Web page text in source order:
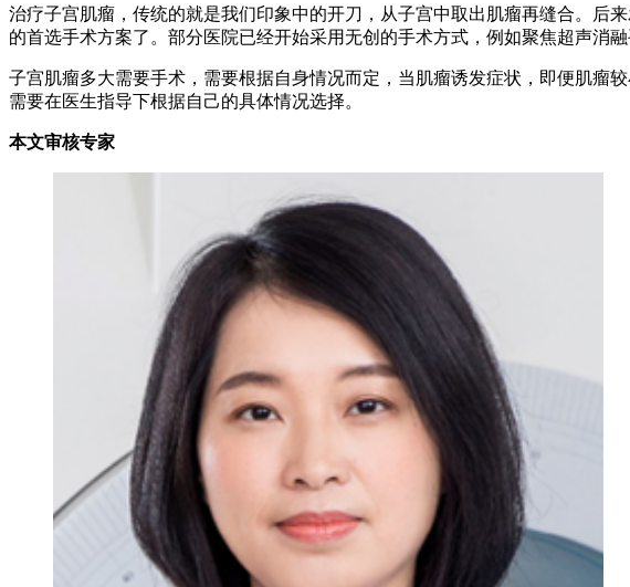
治疗子宫肌瘤，传统的就是我们印象中的开刀，从子宫中取出肌瘤再缝合。后
的首选手术方案了。部分医院已经开始采用无创的手术方式，例如聚焦超声消融
子宫肌瘤多大需要手术，需要根据自身情况而定，当肌瘤诱发症状，即便肌瘤
需要在医生指导下根据自己的具体情况选择。
本文审核专家